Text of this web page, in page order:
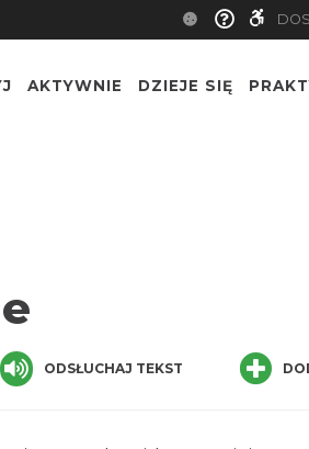
AKTYWNIE DZIEJE SIĘ
ODSŁUCHAJ TEKST